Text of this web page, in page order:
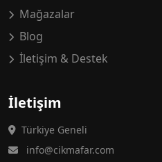
Mağazalar
Blog
İletişim & Destek
İletişim
Türkiye Geneli
info@cikmafar.com